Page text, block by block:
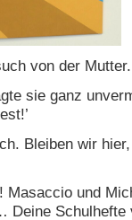
von der
sie ganz
Bleiben wir
Masaccio und
Deine Schulhefte